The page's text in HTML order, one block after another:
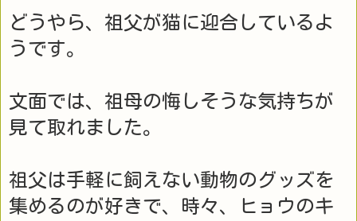
どうやら、祖父が猫に迎合しているよ
うです。
文面では、祖母の悔しそうな気持ちが
見て取れました。
祖父は手軽に飼えない動物のグッズを
集めるのが好きで、時々、ヒョウのキ